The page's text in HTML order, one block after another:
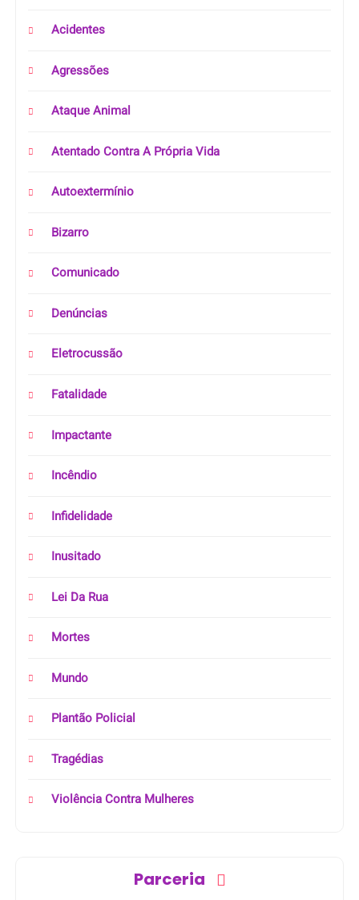
Acidentes
Agressões
Ataque Animal
Atentado Contra A Própria Vida
Autoextermínio
Bizarro
Comunicado
Denúncias
Eletrocussão
Fatalidade
Impactante
Incêndio
Infidelidade
Inusitado
Lei Da Rua
Mortes
Mundo
Plantão Policial
Tragédias
Violência Contra Mulheres
Parceria